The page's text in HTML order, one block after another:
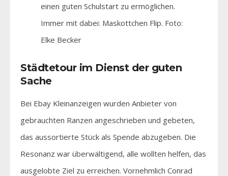
einen guten Schulstart zu ermöglichen.
Immer mit dabei: Maskottchen Flip. Foto:
Elke Becker
Städtetour im Dienst der guten
Sache
Bei Ebay Kleinanzeigen wurden Anbieter von
gebrauchten Ranzen angeschrieben und gebeten,
das aussortierte Stück als Spende abzugeben. Die
Resonanz war überwältigend, alle wollten helfen, das
ausgelobte Ziel zu erreichen. Vornehmlich Conrad